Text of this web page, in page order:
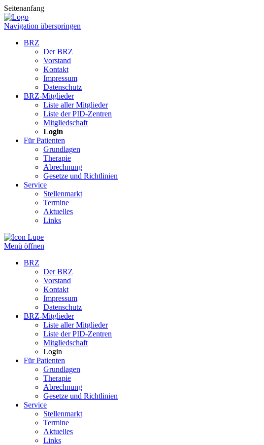
Seitenanfang
Navigation überspringen
BRZ
Der BRZ
Vorstand
Kontakt
Impressum
Datenschutz
BRZ-Mitglieder
Liste aller Mitglieder
Liste der PID-Zentren
Mitgliedschaft
Login
Für Patienten
Grundlagen
Therapie
Abrechnung
Gesetze und Richtlinien
Service
Stellenmarkt
Termine
Aktuelles
Links
Menü öffnen
BRZ
Der BRZ
Vorstand
Kontakt
Impressum
Datenschutz
BRZ-Mitglieder
Liste aller Mitglieder
Liste der PID-Zentren
Mitgliedschaft
Login
Für Patienten
Grundlagen
Therapie
Abrechnung
Gesetze und Richtlinien
Service
Stellenmarkt
Termine
Aktuelles
Links